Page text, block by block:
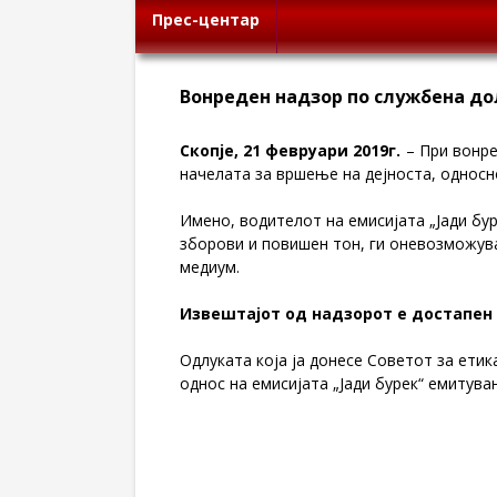
Прес-центар
Вонреден надзор по службена
Скопје, 21 февруари 2019г. – При
начелата за вршење на дејноста,
Имено, водителот на емисијата „Јади
зборови и повишен тон, ги
медиум.
Извештајот од надзорот е достапен
Одлуката која ја донесе Советот за
однос на емисијата „Јади бурек“